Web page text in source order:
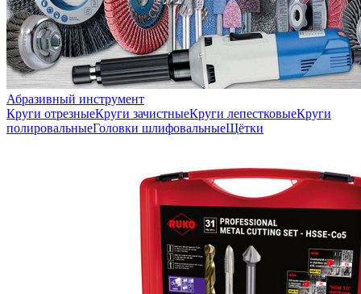
Абразивный инструмент
Круги отрезныеКруги зачистныеКруги лепестковыеКруги
полировальныеГоловки шлифовальныеЩётки